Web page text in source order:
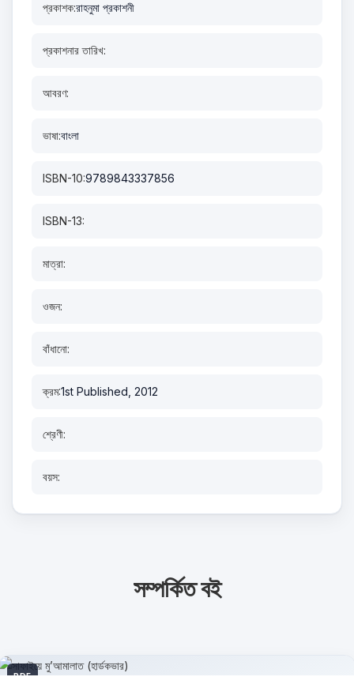
প্রকাশক:রাহনুমা প্রকাশনী
প্রকাশনার তারিখ:
আবরণ:
ভাষা:বাংলা
ISBN-10:9789843337856
ISBN-13:
মাত্রা:
ওজন:
বাঁধানো:
ক্রম:1st Published, 2012
শ্রেণী:
বয়স:
সম্পর্কিত বই
PDF